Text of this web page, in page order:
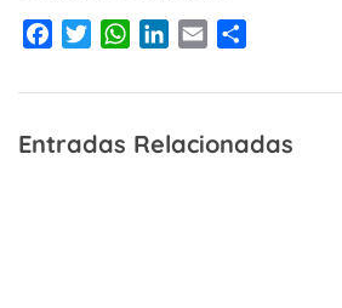
Facebook
TwitterWhatsApp
LinkedIn
Email
Entradas Relacionadas